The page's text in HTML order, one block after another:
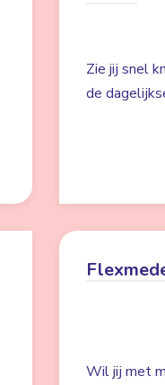
Zie jij snel
de
Wil jij met